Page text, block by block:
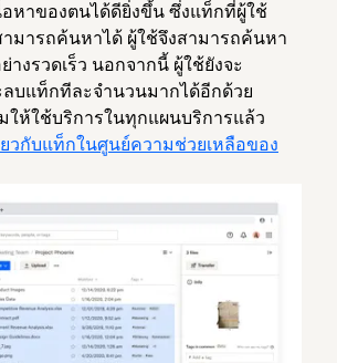
อหาของตนได้ดียิ่งขึ้น ซึ่งแท็กที่ผู้ใช้
มารถค้นหาได้ ผู้ใช้จึงสามารถค้นหา
างรวดเร็ว นอกจากนี้ ผู้ใช้ยังจะ
บแท็กทีละจำนวนมากได้อีกด้วย
ให้ใช้บริการในทุกแผนบริการแล้ว
ยวกับแท็กในศูนย์ความช่วยเหลือของ